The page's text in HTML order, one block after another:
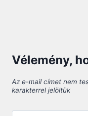
Vélemény,
Az e-mail címet nem
karakterrel jelöltük